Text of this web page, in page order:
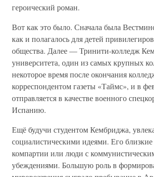
героический роман.
Вот как это было. Сначала была
как и полагалось для детей
общества. Далее — Тринити-колледж
университета, один из самых крупных
некоторое время после окончания
корреспондентом газеты «Таймс», и в
отправляется в качестве военного
Испанию.
Ещё будучи студентом Кембриджа,
социалистическими идеями. Его
компартии или люди с
убеждениями. Большую роль в